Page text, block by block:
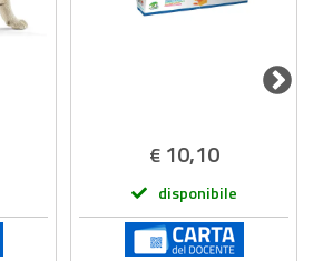
€ 10,10
disponibile